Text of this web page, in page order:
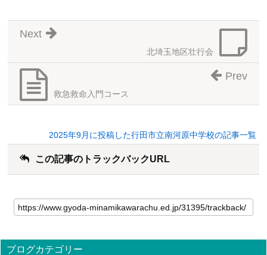
北埼玉地区壮行会
Next
救急救命入門コース
Prev
2025年9月に投稿した行田市立南河原中学校の記事一覧
この記事のトラックバックURL
ブログカテゴリー